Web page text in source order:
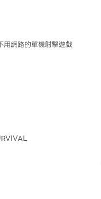
網路的單機射擊遊戲